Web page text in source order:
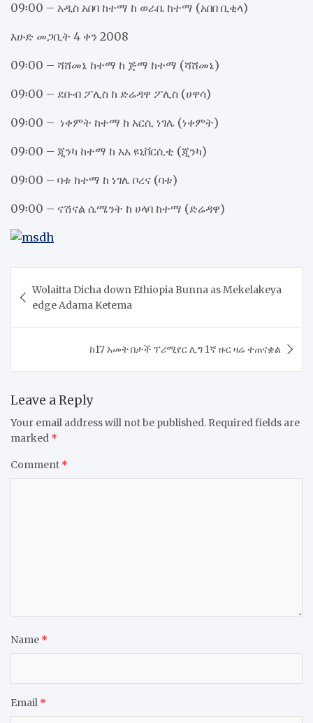
09፡00 – አዲስ አበባ ከተማ ከ ወራቤ ከተማ (አበበ ቢቂላ)
እሁድ መጋቢት 4 ቀን 2008
09፡00 – ሻሸመኔ ከተማ ከ ጅማ ከተማ (ሻሸመኔ)
09፡00 – ደቡብ ፖሊስ ከ ድሬዳዋ ፖሊስ (ሀዋሳ)
09፡00 – ነቀምት ከተማ ከ አርሲ ነገሌ (ነቀምት)
09፡00 – ጂንካ ከተማ ከ አአ ዩኒቨርሲቲ (ጂንካ)
09፡00 – ባቱ ከተማ ከ ነገሌ ቦረና (ባቱ)
09፡00 – ናሽናል ሴሜንት ከ ሀላባ ከተማ (ድሬዳዋ)
navigation
Wolaitta Dicha down Ethiopia Bunna as Mekelakeya
edge Adama Ketema
ከ17 አመት በታች ፕሪሚየር ሊግ 1ኛ ዙር ዛሬ ተጠናቋል
Leave a Reply
Your email address will not be published. Required fields are
marked *
Comment *
Name *
Email *